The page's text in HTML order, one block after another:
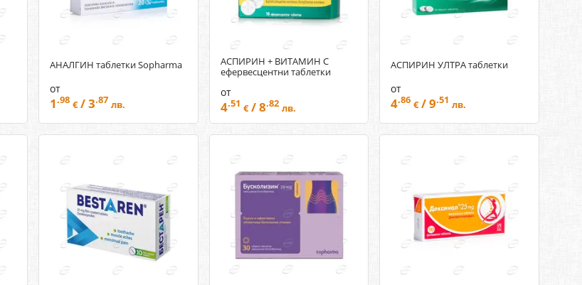
АНАЛГИН таблетки Sopharma
от
1.98 €/ 3.87 лв.
АСПИРИН + ВИТАМИН C
ефервесцентни таблетки
от
4.51 €/ 8.82 лв.
АСПИРИН УЛТРА таблетки
от
4.86 €/ 9.51 лв.